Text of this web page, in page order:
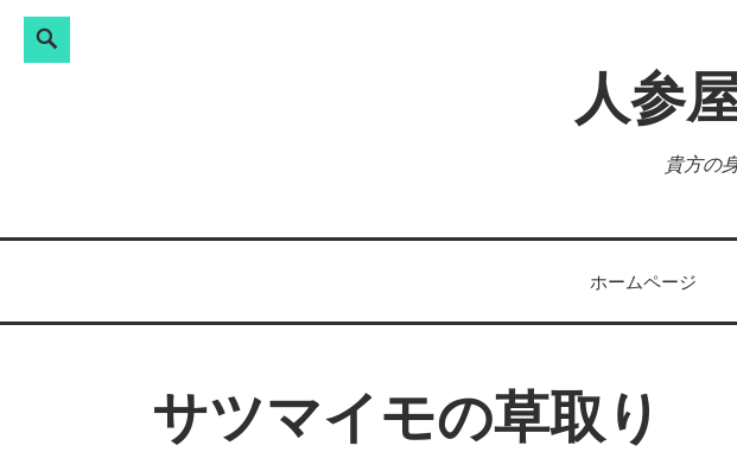
Search
人参
貴方の
ホームページ
サツマイモの草取り